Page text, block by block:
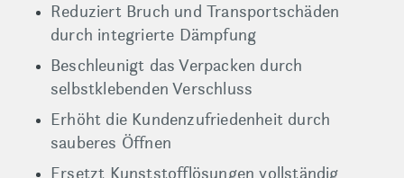
Reduziert Bruch und Transportschäden
durch integrierte Dämpfung
Beschleunigt das Verpacken durch
selbstklebenden Verschluss
Erhöht die Kundenzufriedenheit durch
sauberes Öffnen
Ersetzt Kunststofflösungen vollständig